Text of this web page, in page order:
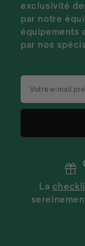
exclusivité
par notre
équipements
par nos
La